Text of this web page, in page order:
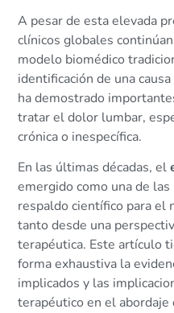
A pesar de esta elevada
clínicos globales
modelo biomédico
identificación de una
ha demostrado
tratar el dolor lumbar,
crónica o inespecífica.
En las últimas décadas, el
emergido como una de
respaldo científico para el
tanto desde una
terapéutica. Este artículo
forma exhaustiva la
implicados y las
terapéutico en el